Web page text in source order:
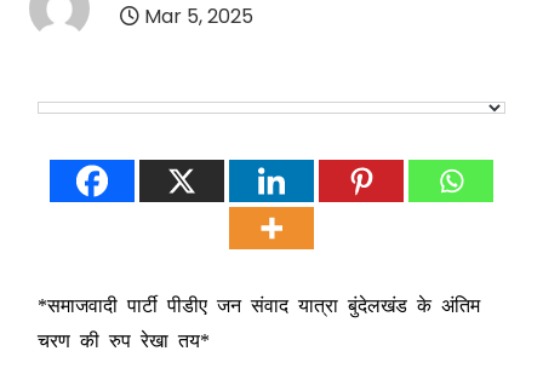
Mar 5, 2025
*समाजवादी पार्टी पीडीए जन संवाद यात्रा बुंदेलखंड के अंतिम
चरण की रुप रेखा तय*